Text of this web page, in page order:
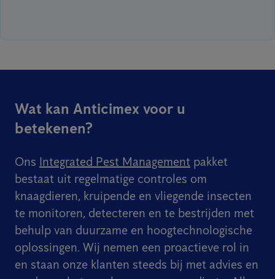
Wat kan Anticimex voor u
betekenen?
Ons Integrated Pest Management pakket
bestaat uit regelmatige controles om
knaagdieren, kruipende en vliegende insecten
te monitoren, detecteren en te bestrijden met
behulp van duurzame en hoogtechnologische
oplossingen. Wij nemen een proactieve rol in
en staan onze klanten steeds bij met advies en